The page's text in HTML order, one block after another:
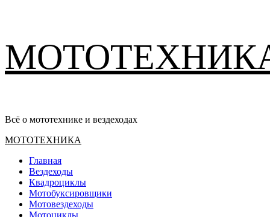
содержимому
Всё о мототехнике и вездеходах
Основное
МОТОТЕХНИКА
Главная
Вездеходы
Квадроциклы
Мотобуксировщики
Мотовездеходы
Мотоциклы